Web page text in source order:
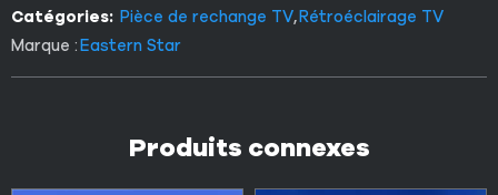
Catégories: Pièce de rechange TV,Rétroéclairage TV
Marque :Eastern Star
Produits connexes